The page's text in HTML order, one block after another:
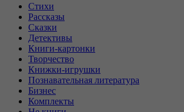
Стихи
Рассказы
Сказки
Детективы
Книги-картонки
Творчество
Книжки-игрушки
Познавательная литература
Бизнес
Комплекты